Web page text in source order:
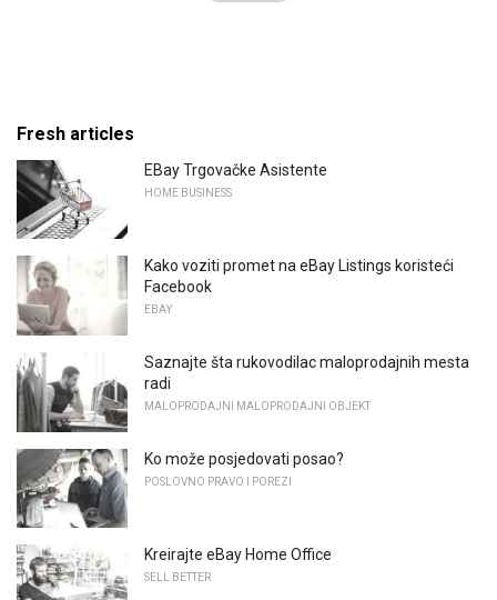
Fresh articles
EBay Trgovačke Asistente
HOME BUSINESS
Kako voziti promet na eBay Listings koristeći
Facebook
EBAY
Saznajte šta rukovodilac maloprodajnih mesta
radi
MALOPRODAJNI MALOPRODAJNI OBJEKT
Ko može posjedovati posao?
POSLOVNO PRAVO I POREZI
Kreirajte eBay Home Office
SELL ​​BETTER